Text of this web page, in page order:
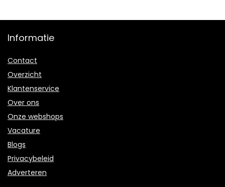
Informatie
Contact
Overzicht
Klantenservice
Over ons
Onze webshops
Vacature
Blogs
Privacybeleid
Adverteren